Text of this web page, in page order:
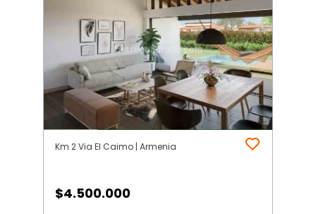
Km 2 Via El Caimo | Armenia
$4.500.000